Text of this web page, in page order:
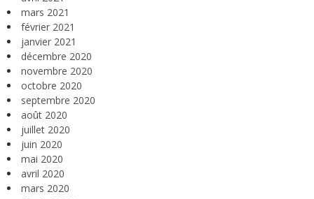
mars 2021
février 2021
janvier 2021
décembre 2020
novembre 2020
octobre 2020
septembre 2020
août 2020
juillet 2020
juin 2020
mai 2020
avril 2020
mars 2020